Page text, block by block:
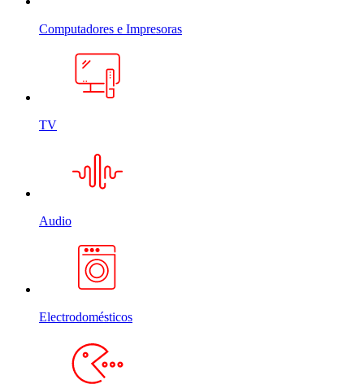
Computadores e Impresoras
TV
Audio
Electrodomésticos